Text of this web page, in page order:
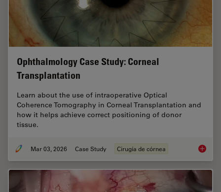
Ophthalmology Case Study: Corneal
Transplantation
Learn about the use of intraoperative Optical
Coherence Tomography in Corneal Transplantation and
how it helps achieve correct positioning of donor
tissue.
Mar 03, 2026 Case Study Cirugía de córnea